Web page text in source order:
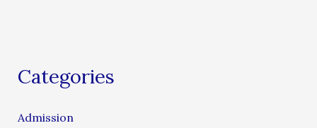
Categories
Admission